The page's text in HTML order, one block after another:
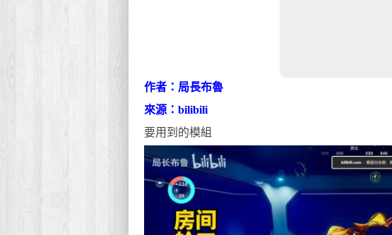
作者：局長布魯
來源：bilibili
要用到的模組